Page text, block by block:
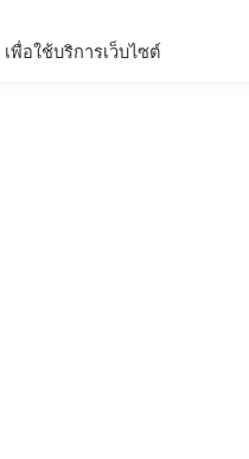
เพื่อใช้บริการเว็บไซต์